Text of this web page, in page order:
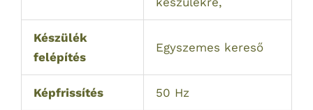
Készülék
felépítés
Egyszemes kereső
Képfrissítés 50 Hz